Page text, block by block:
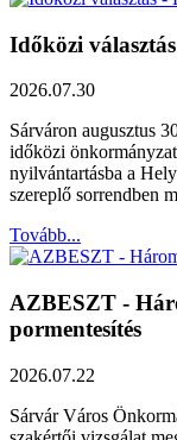
Időközi
2026.07.30
Sárváron augusztus
időközi
nyilvántartásba a
szereplő sorrendben
Tovább...
AZBESZT -
pormentesítés
2026.07.22
Sárvár Város